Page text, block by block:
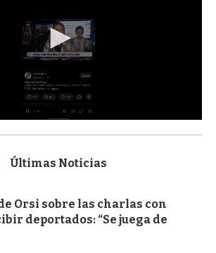
Últimas Noticias
Orsi sobre las charlas con
deportados: “Se juega de